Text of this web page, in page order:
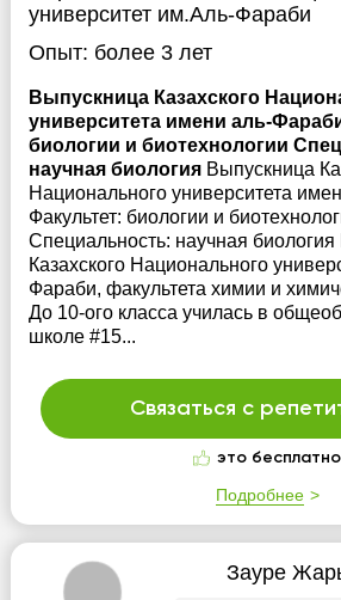
университет им.Аль-Фараби
Опыт: более 3 лет
Выпускница Казахского
университета имени аль-
биологии и биотехнологии
научная биология Выпускница
Национального университета
Факультет: биологии и
Специальность: научная биология
Казахского Национального
Фараби, факультета химии и
До 10-ого класса училась в
школе #15...
Связаться с
это бесплатно
Подробнее
Зауре